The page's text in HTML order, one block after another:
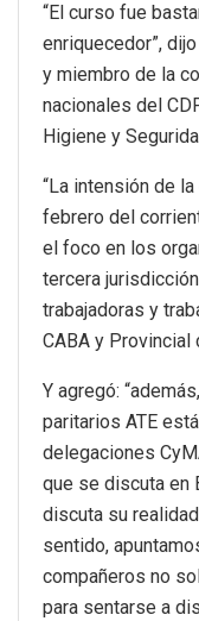
“El curso fue
enriquecedor”,
y miembro de la
nacionales del
Higiene y
“La intensión de
febrero del
el foco en los
tercera
trabajadoras y
CABA y Provincial
Y agregó:
paritarios ATE
delegaciones
que se discuta en
discuta su
sentido,
compañeros no
para sentarse a